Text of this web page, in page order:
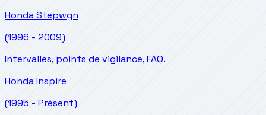
HondaStepwgn
(1996 - 2009)
Intervalles, points de vigilance, FAQ.
HondaInspire
(1995 - Présent)